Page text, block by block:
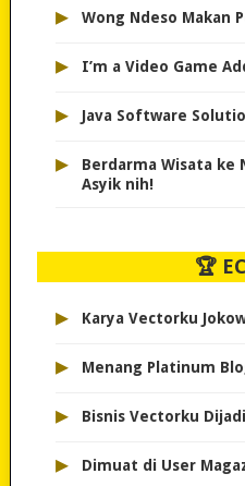
▸ Wong Ndeso Makan
▸ I’m a Video Game
▸ Java Software
▸
Berdarma Wisata ke
Asyik nih!
🏆
▸ Karya Vectorku
▸ Menang Platinum
▸ Bisnis Vectorku
▸ Dimuat di User